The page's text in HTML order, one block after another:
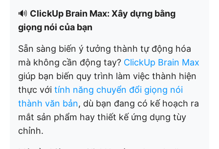
🔊 ClickUp Brain Max: Xây dựng bằng
giọng nói của bạn
Sẵn sàng biến ý tưởng thành tự động hóa
mà không cần động tay? ClickUp Brain Max
giúp bạn biến quy trình làm việc thành hiện
thực với tính năng chuyển đổi giọng nói
thành văn bản, dù bạn đang có kế hoạch ra
mắt sản phẩm hay thiết kế ứng dụng tùy
chỉnh.